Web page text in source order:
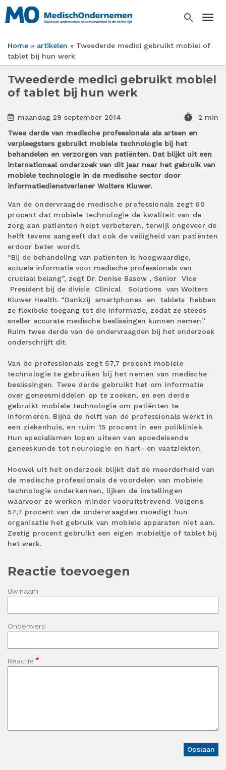
Overslaan
en
inhoud
gaan
search
Kruimelpad
Home artikelen
Tweederde medici gebruikt mobiel of
tablet bij hun werk
Tweederde medici gebruikt mobiel
of tablet bij hun werk
maandag 29 september 2014 timer
2 min
Twee derde van medische professionals als artsen en
verpleegsters gebruikt mobiele technologie bij het
behandelen en verzorgen van patiënten. Dat blijkt uit een
internationaal onderzoek van dit jaar naar het gebruik van
mobiele technologie in de medische sector door
informatiedienstverlener Wolters Kluwer.
Van de ondervraagde medische professionals zegt 60
procent dat mobiele technologie de kwaliteit van de
zorg aan patiënten helpt verbeteren, terwijl ongeveer de
helft tevens aangeeft dat ook de veiligheid van patiënten
erdoor beter wordt.
“Bij de behandeling van patiënten is hoogwaardige,
actuele informatie voor medische professionals van
cruciaal belang”, zegt Dr. Denise Basow , Senior Vice
President bij de divisie Clinical Solutions
van Wolters
Kluwer Health. “Dankzij smartphones en tablets
hebben
ze flexibele toegang tot die informatie, zodat ze steeds
sneller accurate medische beslissingen kunnen nemen.”
Ruim twee derde van de ondervraagden bij het onderzoek
onderschrijft dit.
Van de professionals zegt 57,7 procent mobiele
technologie te gebruiken bij het nemen van medische
beslissingen. Twee derde gebruikt het om informatie
over geneesmiddelen op te zoeken, en een derde
gebruikt mobiele technologie om patiënten te
informeren. Bijna de helft van de professionals werkt in
een ziekenhuis, en ruim 15 procent in een polikliniek.
Hun specialismen lopen uiteen van spoedeisende
geneeskunde tot neurologie en hart- en vaatziekten.
Hoewel uit het onderzoek blijkt dat de meerderheid van
de medische professionals de voordelen van mobiele
technologie onderkennen, lijken de instellingen
waarvoor ze werken minder vooruitstrevend. Volgens
57,7 procent van de ondervraagden moedigt hun
organisatie het gebruik van mobiele apparaten niet aan.
Zestig procent gebruikt een eigen mobieltje of tablet bij
het werk.
Reactie toevoegen
Uw naam
Onderwerp
Reactie